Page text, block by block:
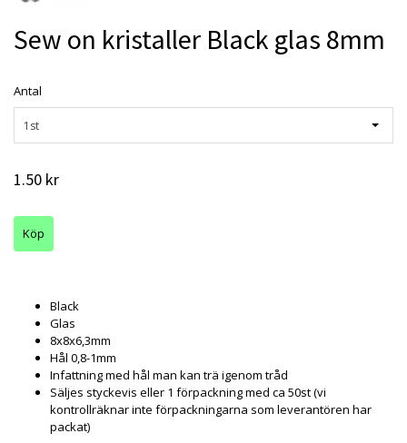
Sew on kristaller Black glas 8mm
Antal
1st
1.50 kr
Black
Glas
8x8x6,3mm
Hål 0,8-1mm
Infattning med hål man kan trä igenom tråd
Säljes styckevis eller 1 förpackning med ca 50st (vi
kontrollräknar inte förpackningarna som leverantören har
packat)